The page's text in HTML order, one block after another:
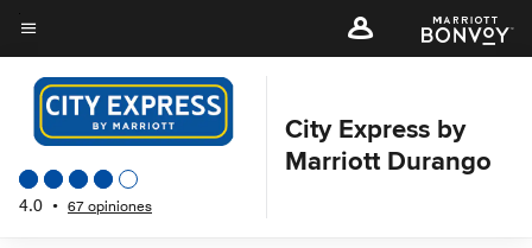
Skip
to
main
content
Texto del menú
4.0 • 67 opiniones
City Express by
Marriott Durango